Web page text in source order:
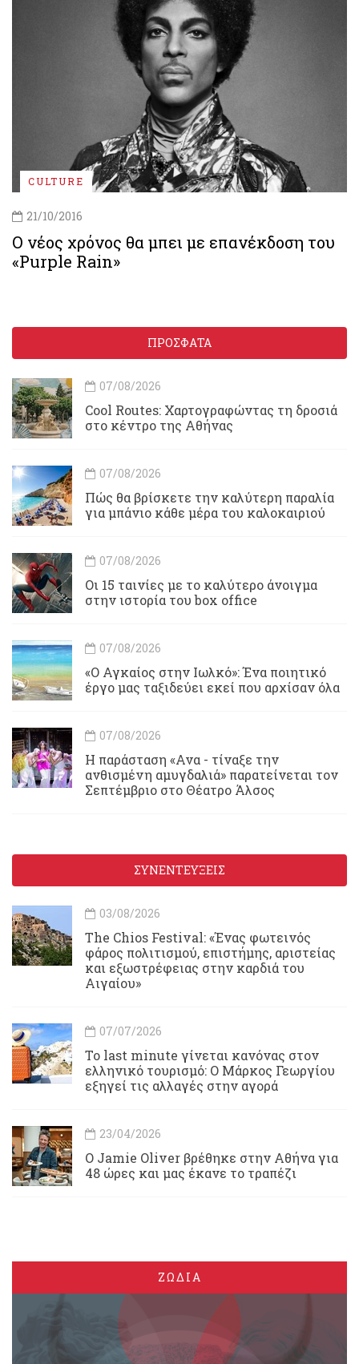
CULTURE
21/10/2016
Ο νέος χρόνος θα μπει με επανέκδοση του
«Purple Rain»
ΠΡΟΣΦΑΤΑ
07/08/2026
Cool Routes: Χαρτογραφώντας τη δροσιά
στο κέντρο της Αθήνας
07/08/2026
Πώς θα βρίσκετε την καλύτερη παραλία
για μπάνιο κάθε μέρα του καλοκαιριού
07/08/2026
Οι 15 ταινίες με το καλύτερο άνοιγμα
στην ιστορία του box office
07/08/2026
«Ο Αγκαίος στην Ιωλκό»: Ένα ποιητικό
έργο μας ταξιδεύει εκεί που αρχίσαν όλα
07/08/2026
Η παράσταση «Ανα - τίναξε την
ανθισμένη αμυγδαλιά» παρατείνεται τον
Σεπτέμβριο στο Θέατρο Άλσος
ΣΥΝΕΝΤΕΥΞΕΙΣ
03/08/2026
Τhe Chios Festival: «Ένας φωτεινός
φάρος πολιτισμού, επιστήμης, αριστείας
και εξωστρέφειας στην καρδιά του
Αιγαίου»
07/07/2026
Το last minute γίνεται κανόνας στον
ελληνικό τουρισμό: Ο Μάρκος Γεωργίου
εξηγεί τις αλλαγές στην αγορά
23/04/2026
Ο Jamie Oliver βρέθηκε στην Αθήνα για
48 ώρες και μας έκανε το τραπέζι
ΖΩΔΙΑ